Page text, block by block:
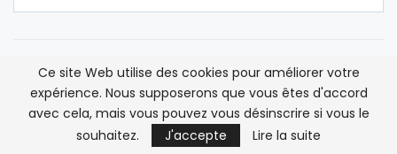
ARTICLE PRÉCÉDENT
La navette spatiale
Atlantis s’apprête à se
désamarrer de la Station
spatiale internationale
ARTICLE SUIVANT
Les produits de
comblement des rides
sous surveillance
Ce site Web utilise des cookies pour améliorer votre
expérience. Nous supposerons que vous êtes d'accord
avec cela, mais vous pouvez vous désinscrire si vous le
souhaitez.
J'accepte Lire la suite